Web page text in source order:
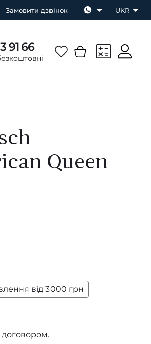
Замовити дзвінок UKR
91 66
Queen
від 3000 грн
договором.